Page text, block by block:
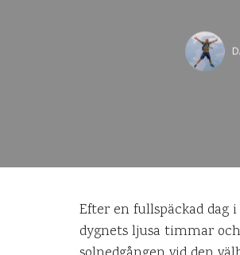
Efter en fullspäckad
dygnets ljusa timmar